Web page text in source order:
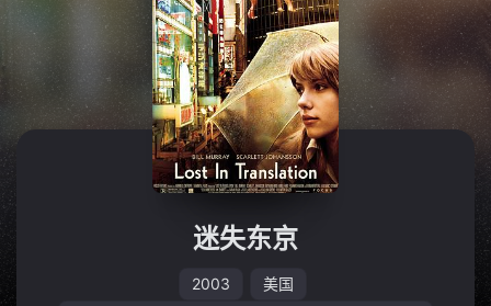
暂无观看影片的记录
迷失东京
2003
美国